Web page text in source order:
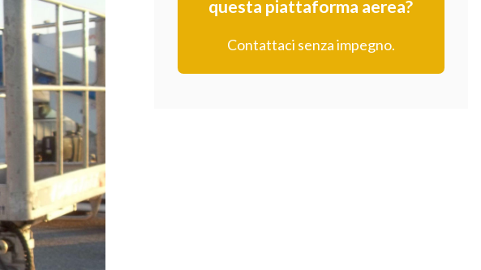
questa piattaforma aerea?
Contattaci senza impegno.